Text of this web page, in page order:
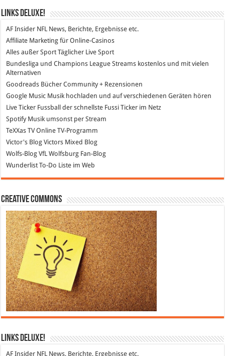
Links DeLuXe!
AF Insider NFL News, Berichte, Ergebnisse etc.
Affiliate Marketing für Online-Casinos
Alles außer SportTäglicher Live Sport
Bundesliga und Champions League Streams kostenlos und mit vielen
Alternativen
Goodreads Bücher Community + Rezensionen
Google Music Musik hochladen und auf verschiedenen Geräten hören
Live Ticker Fussball
der schnellste Fussi Ticker im Netz
SpotifyMusik umsonst per Stream
TeXXas TVOnline TV-Programm
Victor's Blog Victors Mixed Blog
Wolfs-Blog VfL Wolfsburg Fan-Blog
WunderlistTo-Do Liste im Web
Creative Commons
Links DeLuXe!
AF Insider NFL News, Berichte, Ergebnisse etc.